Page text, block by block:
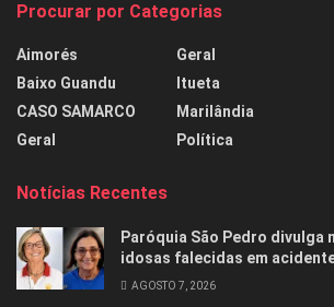
Procurar por Categorias
Aimorés
Baixo Guandu
CASO SAMARCO
Geral
Geral
Itueta
Marilândia
Política
Notícias Recentes
Paróquia São Pedro divulga
idosas falecidas em
AGOSTO 7, 2026